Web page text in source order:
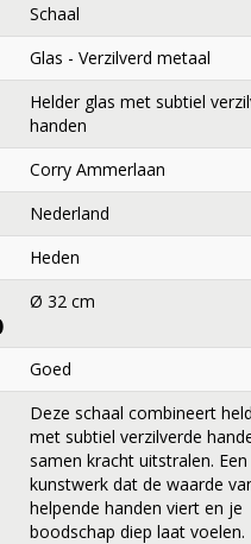
Schaal
Glas - Verzilverd metaal
Helder glas met subtiel
handen
Corry Ammerlaan
Nederland
Heden
Ø 32 cm
Goed
Deze schaal combineert
met subtiel verzilverde
samen kracht uitstralen.
kunstwerk dat de waarde
helpende handen viert en je
boodschap diep laat voelen.